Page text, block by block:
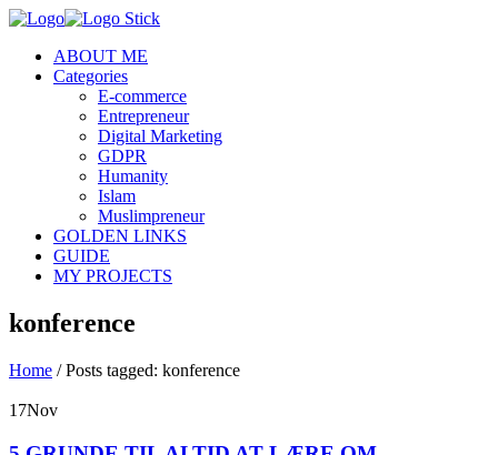
ABOUT ME
Categories
E-commerce
Entrepreneur
Digital Marketing
GDPR
Humanity
Islam
Muslimpreneur
GOLDEN LINKS
GUIDE
MY PROJECTS
konference
Home /Posts tagged: konference
17Nov